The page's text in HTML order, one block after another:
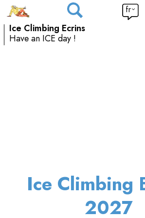
Ice Climbing Ecrins
Have an ICE day !
fr
Ice Climbing
2027